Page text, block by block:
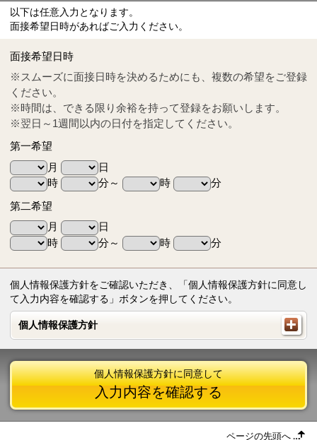
Tel
0570-55-0314
以下は任意入力となります。
面接希望日時があればご入力ください。
面接希望日時
※スムーズに面接日時を決めるためにも、複数の希望をご登録
ください。
※時間は、できる限り余裕を持って登録をお願いします。
※翌日～1週間以内の日付を指定してください。
第一希望
月
日
時
分～ 時
分
第二希望
月
日
時
分～ 時 分
個人情報保護方針をご確認いただき、「個人情報保護方針に同意し
て入力内容を確認する」ボタンを押してください。
個人情報保護方針
個人情報保護方針
個人情報保護方針に同意して
入力内容を確認する
ページの先頭へ